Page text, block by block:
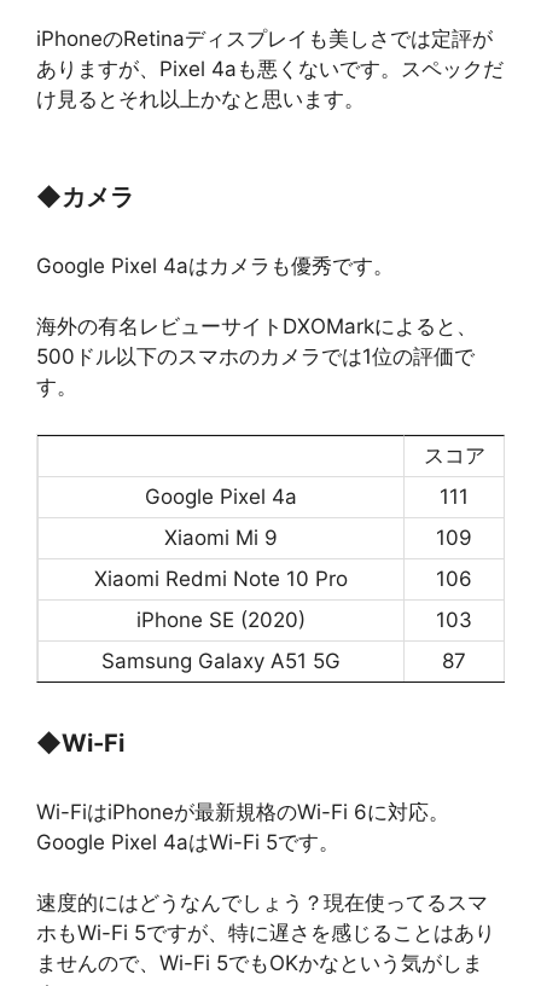
iPhoneのRetinaディスプレイも美しさでは定評が
ありますが、Pixel 4aも悪くないです。スペックだ
け見るとそれ以上かなと思います。
◆カメラ
Google Pixel 4aはカメラも優秀です。
海外の有名レビューサイトDXOMarkによると、
500ドル以下のスマホのカメラでは1位の評価で
す。
スコア
Google Pixel 4a
111
Xiaomi Mi 9
109
Xiaomi Redmi Note 10 Pro
106
iPhone SE (2020)
103
Samsung Galaxy A51 5G
87
◆Wi-Fi
Wi-FiはiPhoneが最新規格のWi-Fi 6に対応。
Google Pixel 4aはWi-Fi 5です。
速度的にはどうなんでしょう？現在使ってるスマ
ホもWi-Fi 5ですが、特に遅さを感じることはあり
ませんので、Wi-Fi 5でもOKかなという気がしま